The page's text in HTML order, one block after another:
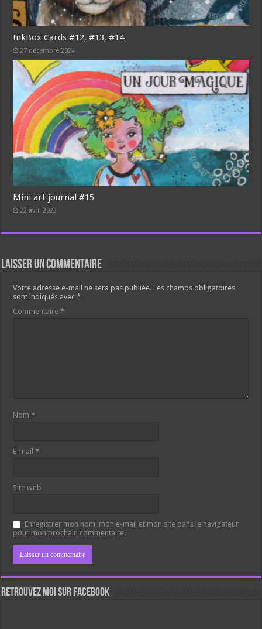
InkBox Cards #12, #13, #14
27 décembre 2024
Mini art journal #15
22 avril 2023
Laisser un commentaire
Votre adresse e-mail ne sera pas publiée. Les champs obligatoires
sont indiqués avec*
Commentaire*
Nom*
E-mail*
Site web
Enregistrer mon nom, mon e-mail et mon site dans le navigateur
pour mon prochain commentaire.
Retrouvez moi sur Facebook